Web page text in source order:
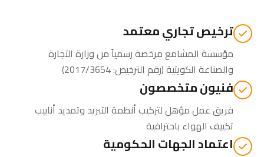
ترخيص تجاري معتمد
مؤسسة المشامع مرخصة رسمياً منوزارة التجارة
والصناعة الكويتية(رقم الترخيص: 2017/3654)
فنيون متخصصون
فريق عمل مؤهل لتركيب أنظمة التبريد وتمديد أنابيب
تكييف الهواء باحترافية
اعتماد الجهات الحكومية